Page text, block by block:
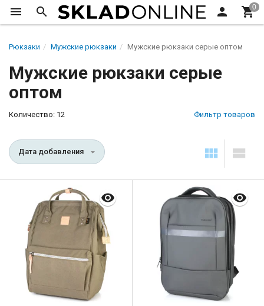
Рюкзаки Мужские рюкзаки Мужские рюкзаки серые оптом
Мужские рюкзаки серые
оптом
Количество: 12 Фильтр товаров
Дата добавления